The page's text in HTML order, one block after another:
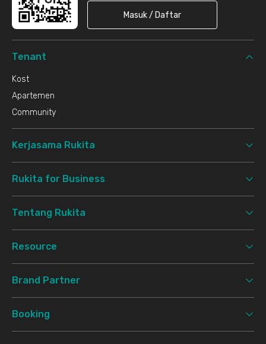
Masuk / Daftar
Tenant
Kost
Apartemen
Community
Kerjasama Rukita
Rukita for Business
Tentang Rukita
Resource
Brand Partner
Booking